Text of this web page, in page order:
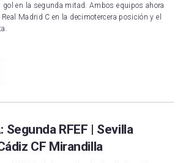
gol en la segunda mitad. Ambos equipos ahora
Madrid C en la decimotercera posición y el
Segunda RFEF | Sevilla
CF Mirandilla